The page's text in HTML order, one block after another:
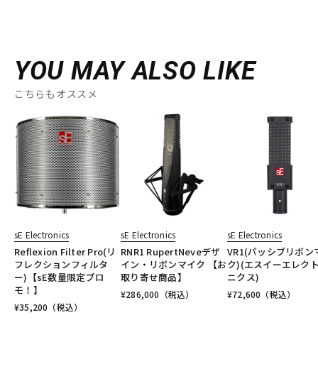
YOU MAY ALSO LIKE
こちらもオススメ
sE Electronics
Reflexion Filter Pro(リ
フレクションフィルタ
ー)【sE数量限定プロ
モ！】
¥35,200 （税込）
sE Electronics
RNR1 RupertNeveデザ
イン・リボンマイク 【お
取り寄せ商品】
¥286,000 （税込）
sE Electronics
VR1(パッシブリボン
ク)(エスイーエレク
ニクス)
¥72,600 （税込）